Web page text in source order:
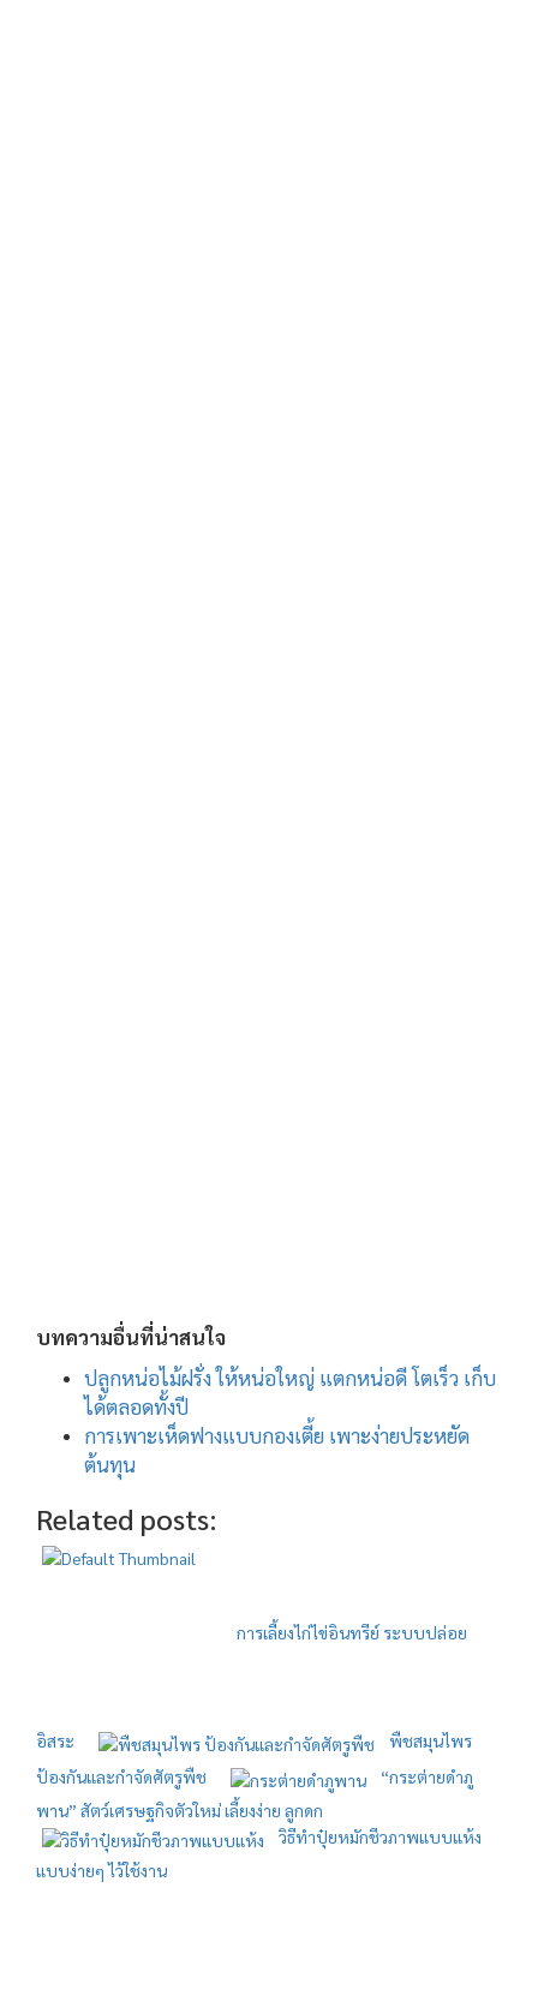
บทความอื่นที่น่าสนใจ
ปลูกหน่อไม้ฝรั่ง ให้หน่อใหญ่ แตกหน่อดี โตเร็ว เก็บ
ได้ตลอดทั้งปี
การเพาะเห็ดฟางแบบกองเตี้ย เพาะง่ายประหยัด
ต้นทุน
Related posts:
การเลี้ยงไก่ไข่อินทรีย์ ระบบปล่อย
อิสระ
พืชสมุนไพร
ป้องกันและกำจัดศัตรูพืช
“กระต่ายดำภู
พาน” สัตว์เศรษฐกิจตัวใหม่ เลี้ยงง่าย ลูกดก
วิธีทำปุ๋ยหมักชีวภาพแบบแห้ง
แบบง่ายๆ ไว้ใช้งาน